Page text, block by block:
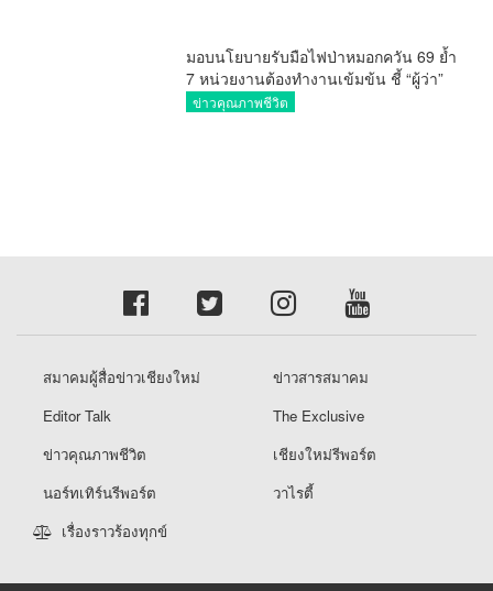
มอบนโยบายรับมือไฟป่าหมอกควัน 69 ย้ำ
7 หน่วยงานต้องทำงานเข้มข้น ชี้ “ผู้ว่า”
คีย์แมนสำคัญทำปัญหาลด
ข่าวคุณภาพชีวิต
สมาคมผู้สื่อข่าวเชียงใหม่
ข่าวสารสมาคม
Editor Talk
The Exclusive
ข่าวคุณภาพชีวิต
เชียงใหม่รีพอร์ต
นอร์ทเทิร์นรีพอร์ต
วาไรตี้
เรื่องราวร้องทุกข์